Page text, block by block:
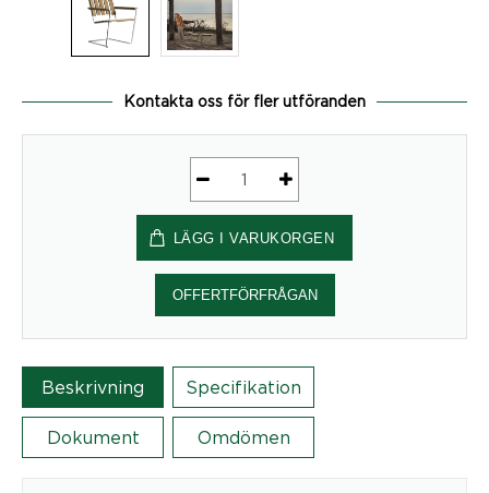
Kontakta oss för fler utföranden
Solstol
A3,
Oljad
ek/varmförz.
mängd
LÄGG I VARUKORGEN
OFFERTFÖRFRÅGAN
Beskrivning Specifikation
Dokument Omdömen